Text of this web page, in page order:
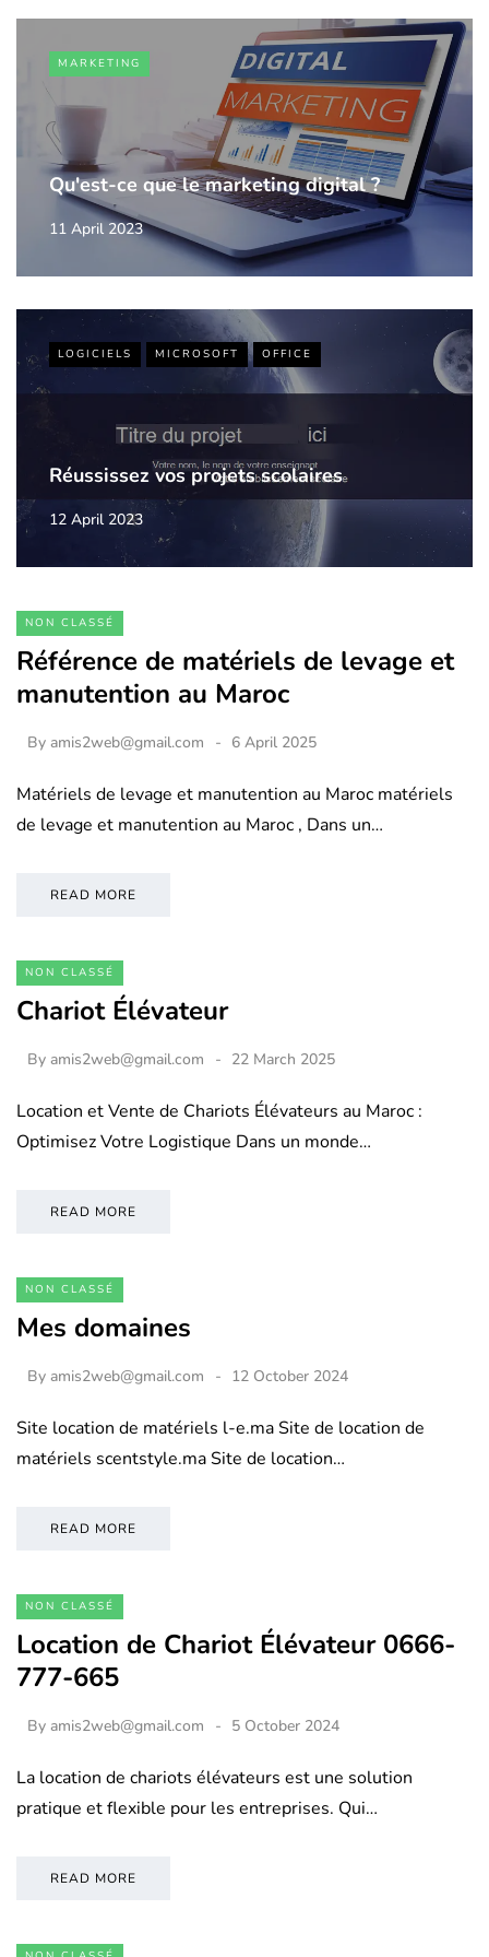
MARKETING
Qu'est-ce que le marketing digital ?
11 April 2023
LOGICIELS MICROSOFT OFFICE
Réussissez vos projets scolaires
12 April 2023
NON CLASSÉ
Référence de matériels de levage et
manutention au Maroc
By amis2web@gmail.com 6 April 2025
Matériels de levage et manutention au Maroc matériels
de levage et manutention au Maroc , Dans un…
READ MORE
NON CLASSÉ
Chariot Élévateur
By amis2web@gmail.com 22 March 2025
Location et Vente de Chariots Élévateurs au Maroc :
Optimisez Votre Logistique Dans un monde…
READ MORE
NON CLASSÉ
Mes domaines
By amis2web@gmail.com 12 October 2024
Site location de matériels l-e.ma Site de location de
matériels scentstyle.ma Site de location…
READ MORE
NON CLASSÉ
Location de Chariot Élévateur 0666-
777-665
By amis2web@gmail.com 5 October 2024
La location de chariots élévateurs est une solution
pratique et flexible pour les entreprises. Qui…
READ MORE